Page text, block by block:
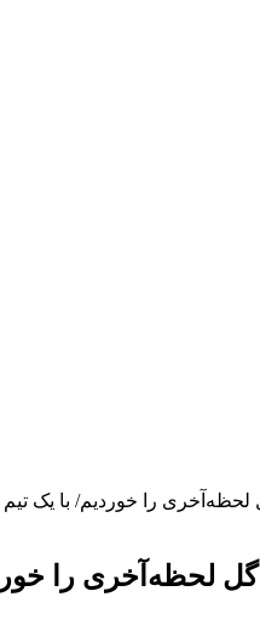
را خوردیم/ با یک تیم
لحظه‌آخری را